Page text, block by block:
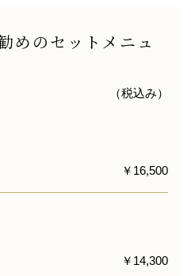
めのセットメニュ
（税込み）
￥16,500
￥14,300